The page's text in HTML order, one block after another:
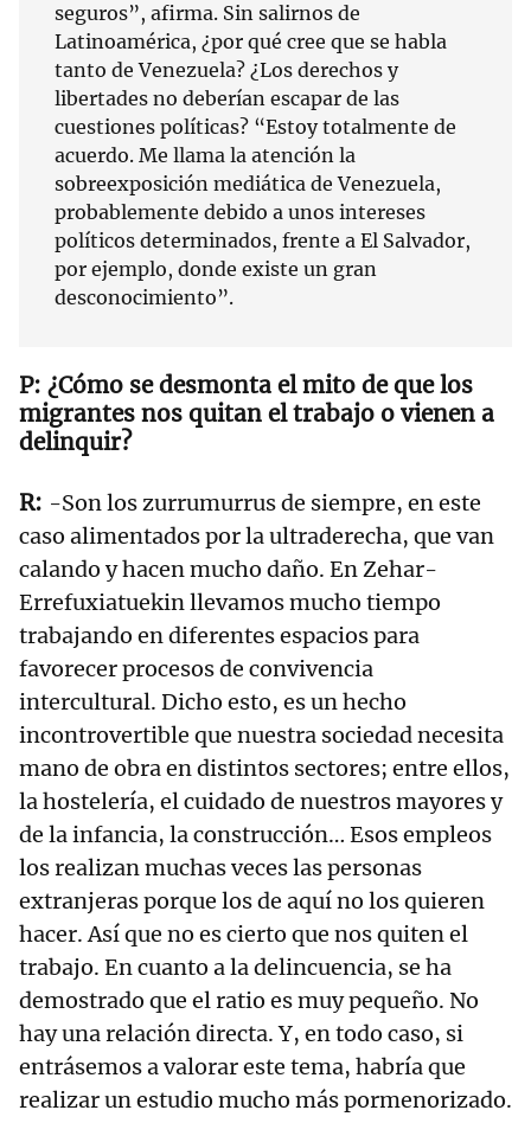
seguros”, afirma. Sin salirnos de
Latinoamérica, ¿por qué cree que se habla
tanto de Venezuela? ¿Los derechos y
libertades no deberían escapar de las
cuestiones políticas? “Estoy totalmente de
acuerdo. Me llama la atención la
sobreexposición mediática de Venezuela,
probablemente debido a unos intereses
políticos determinados, frente a El Salvador,
por ejemplo, donde existe un gran
desconocimiento”.
¿Cómo se desmonta el mito de que los
migrantes nos quitan el trabajo o vienen a
delinquir?
-Son los zurrumurrus de siempre, en este
caso alimentados por la ultraderecha, que van
calando y hacen mucho daño. En Zehar-
Errefuxiatuekin llevamos mucho tiempo
trabajando en diferentes espacios para
favorecer procesos de convivencia
intercultural. Dicho esto, es un hecho
incontrovertible que nuestra sociedad necesita
mano de obra en distintos sectores; entre ellos,
la hostelería, el cuidado de nuestros mayores y
de la infancia, la construcción… Esos empleos
los realizan muchas veces las personas
extranjeras porque los de aquí no los quieren
hacer. Así que no es cierto que nos quiten el
trabajo. En cuanto a la delincuencia, se ha
demostrado que el ratio es muy pequeño. No
hay una relación directa. Y, en todo caso, si
entrásemos a valorar este tema, habría que
realizar un estudio mucho más pormenorizado.